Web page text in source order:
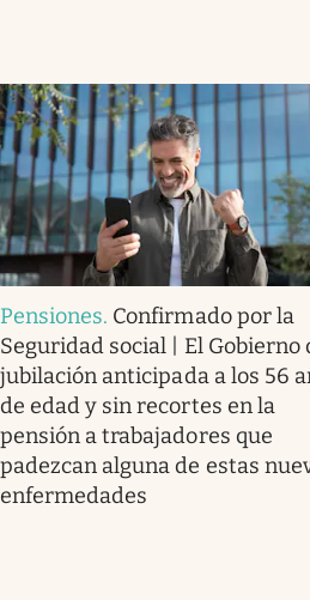
Pensiones. Confirmado por la
Seguridad social | El Gobierno
jubilación anticipada a los 56
de edad y sin recortes en la
pensión a trabajadores que
padezcan alguna de estas
enfermedades